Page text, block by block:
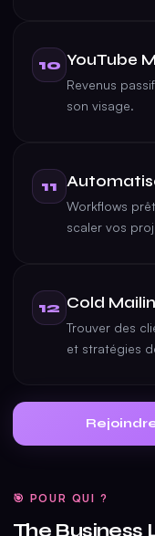
10 YouTube
Revenus
son visage.
11
Workflows
scaler vos
12 Cold
Trouver des
et stratégies
🎯 POUR QUI ?
The Business